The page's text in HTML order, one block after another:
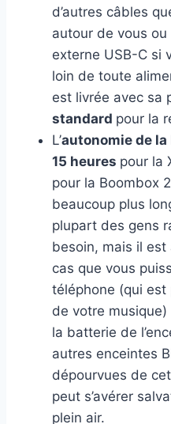
d’autres câbles
autour de vous ou
externe USB-C si
loin de toute
est livrée avec sa
standard pour la
L’autonomie de
15 heures pour la
pour la Boombox
beaucoup plus
plupart des gens
besoin, mais il
cas que vous
téléphone (qui
de votre
la batterie de
autres enceintes
dépourvues de
peut s’avérer
plein air.